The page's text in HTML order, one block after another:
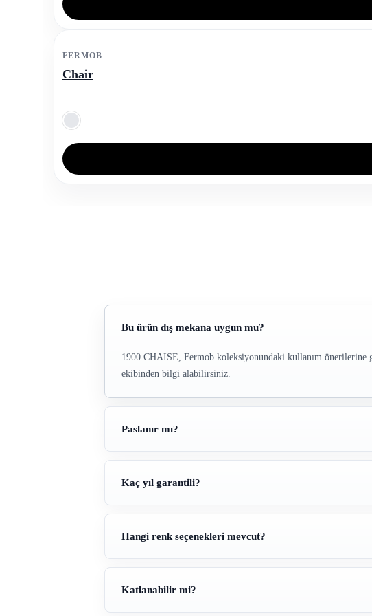
FERMOB
Chair
Bu ürün dış mekana uygun mu?
1900 CHAISE, Fermob koleksiyonundaki kullanım önerilerine
ekibinden bilgi alabilirsiniz.
Paslanır mı?
Kaç yıl garantili?
Hangi renk seçenekleri mevcut?
Katlanabilir mi?